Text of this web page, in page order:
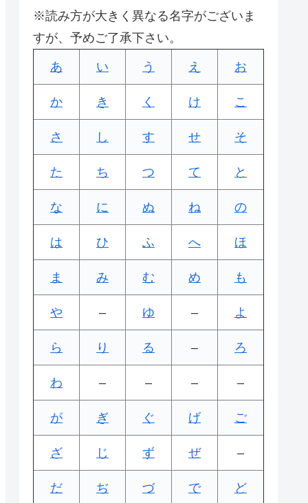
※読み方が大きく異なる名字がございま
すが、予めご了承下さい。
あ い う え お
か き く け こ
さ し す せ そ
た ち つ て と
な に ぬ ね の
は ひ ふ へ ほ
ま み む め も
や – ゆ – よ
ら り る – ろ
わ – – – –
が ぎ ぐ げ ご
ざ じ ず ぜ –
だ ぢ づ で ど